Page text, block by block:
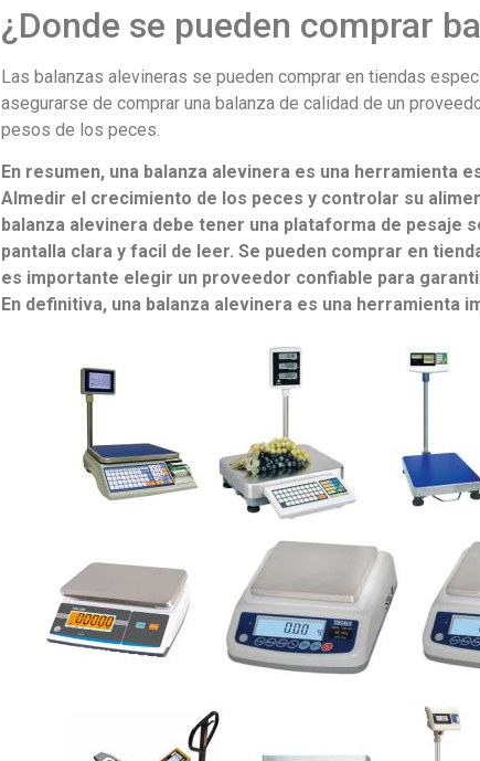
¿Donde se pueden comprar
Las balanzas alevineras se pueden comprar en tiendas
asegurarse de comprar una balanza de calidad de un
pesos de los peces.
En resumen, una balanza alevinera es una herramienta
Almedir el crecimiento de los peces y controlar su
balanza alevinera debe tener una plataforma de pesaje
pantalla clara y facil de leer. Se pueden comprar en
es importante elegir un proveedor confiable para
En definitiva, una balanza alevinera es una herramienta